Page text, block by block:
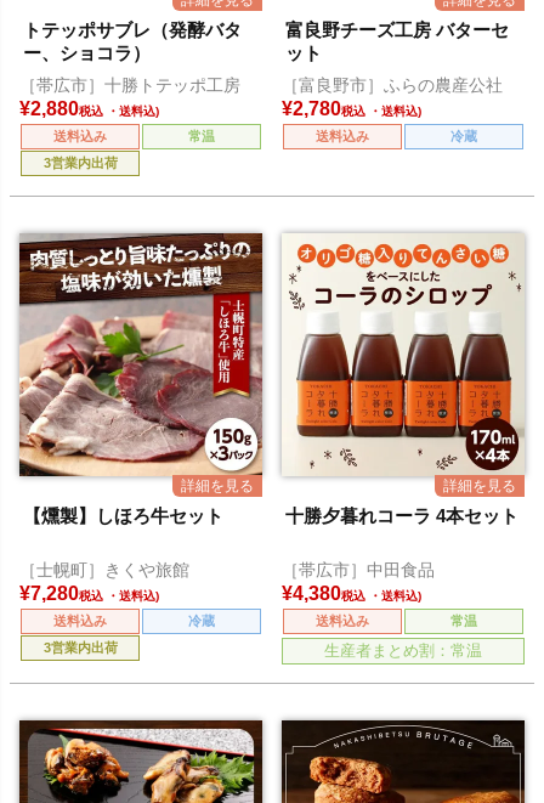
トテッポサブレ（発酵バタ
ー、ショコラ）
［帯広市］十勝トテッポ工房
¥2,880税込
送料込み
常温
3営業内出荷
富良野チーズ工房 バターセ
ット
［富良野市］ふらの農産公社
¥2,780税込
送料込み 冷蔵
【燻製】しほろ牛セット
［士幌町］きくや旅館
¥7,280税込
送料込み
冷蔵
3営業内出荷
十勝夕暮れコーラ 4本セット
［帯広市］中田食品
¥4,380税込
送料込み 常温
生産者まとめ割：常温